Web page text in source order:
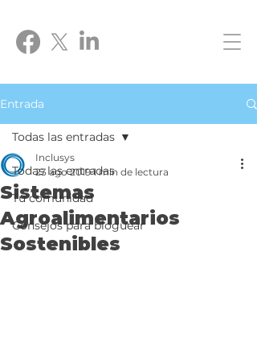
Entrada
Todas las entradas
Tu comunidad
Consejos para bloguear
Todas las entradas
Sistemas
Agroalimentarios
Sostenibles
Inclusys
23 ago 2019 1 min de lectura